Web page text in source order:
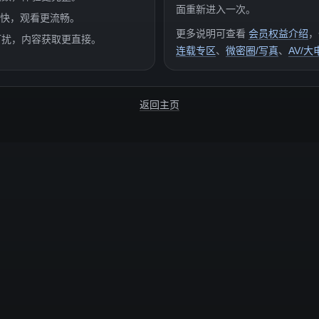
，观看更流畅。
，内容获取更直接。
面重新进入一次。
更多说明可查看 会员权益介绍
连载专区、 微密圈/写真、 AV/大
返回主页